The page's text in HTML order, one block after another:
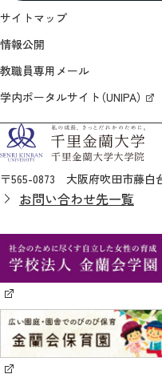
サイトマップ
情報公開
教職員専用メール
学内ポータルサイト（UNIPA）
〒565-0873 大阪府吹田市藤白
お問い合わせ先一覧